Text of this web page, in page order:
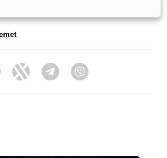
FacebookTwitter Telegram